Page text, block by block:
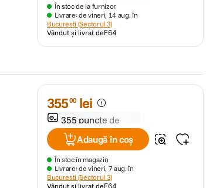
În stoc de la furnizor
Livrare: de vineri, 14 aug. în
Bucuresti (Sectorul 3)
Vândut și livrat deF64
35500 lei
355 puncte de
fidelitate
Adaugă în coș
În stoc în magazin
Livrare: de vineri, 7 aug. în
Bucuresti (Sectorul 3)
Vândut și livrat deF64